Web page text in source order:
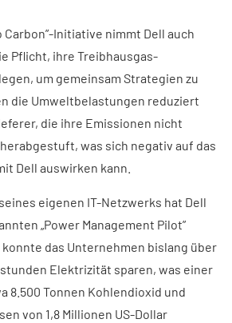
Carbon”-Initiative nimmt Dell auch
Pflicht, ihre Treibhausgas-
um gemeinsam Strategien zu
die Umweltbelastungen reduziert
die ihre Emissionen nicht
was sich negativ auf das
Dell auswirken kann.
eigenen IT-Netzwerks hat Dell
„Power Management Pilot”
das Unternehmen bislang über
Elektrizität sparen, was einer
8.500 Tonnen Kohlendioxid und
von 1,8 Millionen US-Dollar